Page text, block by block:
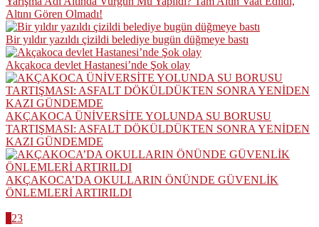
Altını Gören Olmadı!
Bir yıldır yazıldı çizildi belediye bugün düğmeye bastı
Akçakoca devlet Hastanesi’nde Şok olay
AKÇAKOCA ÜNİVERSİTE YOLUNDA SU BORUSU
TARTIŞMASI: ASFALT DÖKÜLDÜKTEN SONRA YENİDEN
KAZI GÜNDEMDE
AKÇAKOCA’DA OKULLARIN ÖNÜNDE GÜVENLİK
ÖNLEMLERİ ARTIRILDI
23